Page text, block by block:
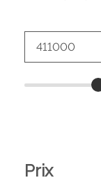
Prix